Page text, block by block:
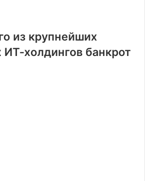
из крупнейших
ИТ-холдингов банкрот